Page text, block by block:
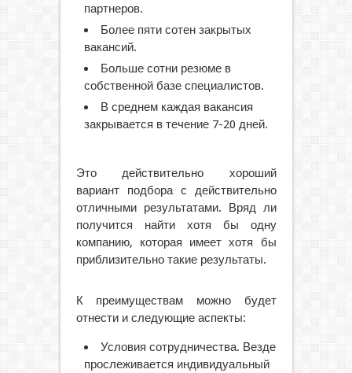
партнеров.
Более пяти сотен закрытых
вакансий.
Больше сотни резюме в
собственной базе специалистов.
В среднем каждая вакансия
закрывается в течение 7-20 дней.
Это действительно хороший
вариант подбора с действительно
отличными результатами. Вряд ли
получится найти хотя бы одну
компанию, которая имеет хотя бы
приблизительно такие результаты.
К преимуществам можно будет
отнести и следующие аспекты:
Условия сотрудничества. Везде
прослеживается индивидуальный